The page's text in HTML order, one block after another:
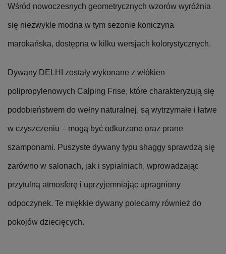
Wśród nowoczesnych geometrycznych wzorów wyróżnia
się niezwykle modna w tym sezonie koniczyna
marokańska, dostępna w kilku wersjach kolorystycznych.
Dywany DELHI zostały wykonane z włókien
polipropylenowych Calping Frise, które charakteryzują się
podobieństwem do wełny naturalnej, są wytrzymałe i łatwe
w czyszczeniu – mogą być odkurzane oraz prane
szamponami. Puszyste dywany typu shaggy sprawdzą się
zarówno w salonach, jak i sypialniach, wprowadzając
przytulną atmosferę i uprzyjemniając upragniony
odpoczynek. Te miękkie dywany polecamy również do
pokojów dziecięcych.